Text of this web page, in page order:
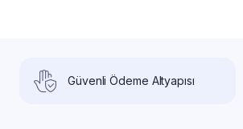
Güvenli Ödeme Altyapısı